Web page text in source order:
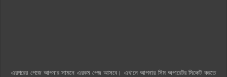
এরপরের পেজে আপনার সামনে এরকম পেজ আসবে। এখানে আপনার সিম অপারেটর সিলেক্ট করতে